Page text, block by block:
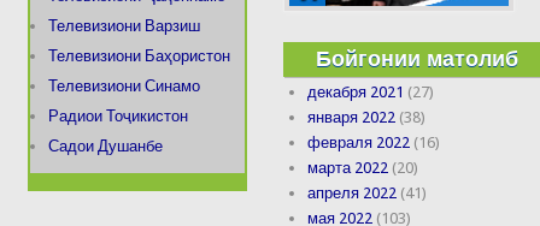
Телевизиони Варзиш
Телевизиони Баҳористон
Телевизиони Синамо
Радиои Тоҷикистон
Садои Душанбе
Бойгонии матолиб
декабря 2021 (27)
января 2022 (38)
февраля 2022 (16)
марта 2022 (20)
апреля 2022 (41)
мая 2022 (103)